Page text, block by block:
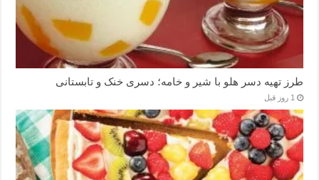
طرز تهیه دسر هلو با شیر و خامه؛ دسری خنک و تابستانی
1 روز قبل